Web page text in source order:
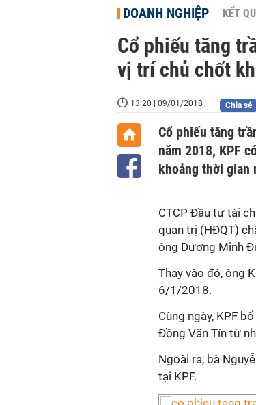
DOANH NGHIỆP KẾT
Cổ phiếu tăng
vị trí chủ chốt
13:20 | 09/01/2018 Chia sẻ
Cổ phiếu tăng
năm 2018, KPF
khoảng thời gian
CTCP Đầu tư tài
quan trị (HĐQT)
ông Dương Minh
Thay vào đó, ông
6/1/2018.
Cùng ngày, KPF
Đồng Văn Tín từ
Ngoài ra, bà
tại KPF.